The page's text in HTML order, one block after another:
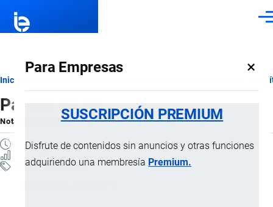
Para Empresas ×
SUSCRIPCIÓN PREMIUM
Disfrute de contenidos sin anuncios y otras funciones
adquiriendo una membresía Premium.
Ruta
de
navegación
Inicio
Partida 49.10
Nota ExplicativaporImportaciones …, 19 Julio, 2024
2 MINUTOS
Notas Explicativas